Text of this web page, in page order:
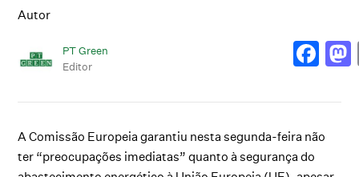
Autor
PT Green
Editor
A Comissão Europeia garantiu nesta segunda-feira não
ter “preocupações imediatas” quanto à segurança do